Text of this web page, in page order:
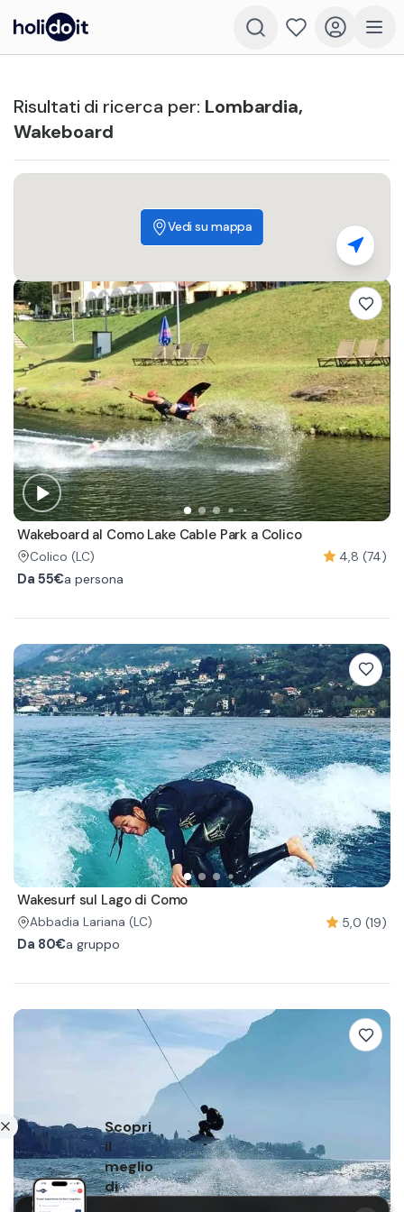
Risultati di ricerca per: Lombardia,
Wakeboard
Wakeboard al Como Lake Cable Park a Colico
Colico (LC)
4,8 (74)
Da 55€a persona
Wakesurf sul Lago di Como
Abbadia Lariana (LC)
5,0 (19)
Da 80€a gruppo
Vedi su mappa
200€
240€
Scopri
il
meglio
di